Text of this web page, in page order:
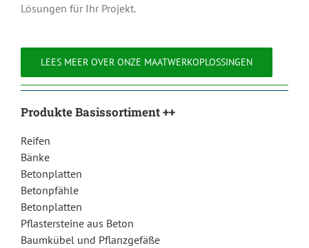
Lösungen für Ihr Projekt.
LEES MEER OVER ONZE MAATWERKOPLOSSINGEN
Produkte Basissortiment ++
Reifen
Bänke
Betonplatten
Betonpfähle
Betonplatten
Pflastersteine aus Beton
Baumkübel und Pflanzgefäße